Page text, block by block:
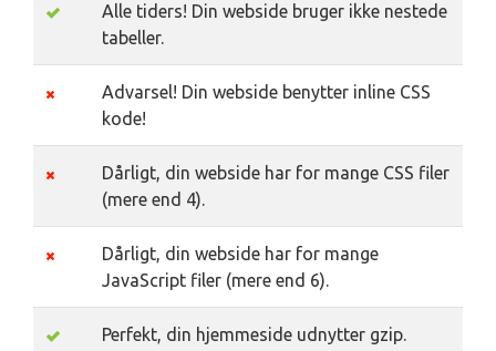
Alle tiders! Din webside bruger ikke nestede
tabeller.
Advarsel! Din webside benytter inline CSS
kode!
Dårligt, din webside har for mange CSS filer
(mere end 4).
Dårligt, din webside har for mange
JavaScript filer (mere end 6).
Perfekt, din hjemmeside udnytter gzip.